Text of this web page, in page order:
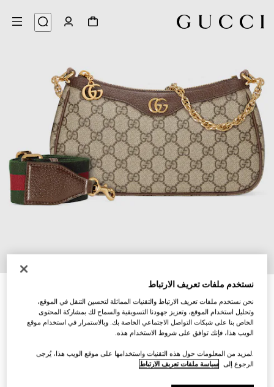
التخصيص بالأحرف الأولى
حقيبة كتف Ophidia صغيرة
AED 7,550
نستخدم ملفات تعريف الارتباط
نحن نستخدم ملفات تعريف الارتباط والتقنيات المماثلة لتحسين التنقل في الموقع،
وتحليل استخدام الموقع، وتعزيز جهودنا التسويقية والسماح لك بمشاركة المحتوى
الخاص بنا على شبكات التواصل الاجتماعي الخاصة بك. وبالاستمرار في استخدام موقع
الويب هذا، فإنك توافق على شروط الاستخدام هذه.
.لمزيد من المعلومات حول هذه التقنيات واستخدامها على موقع الويب هذا، يُرجى
الرجوع إلى سياسة ملفات تعريف الارتباط